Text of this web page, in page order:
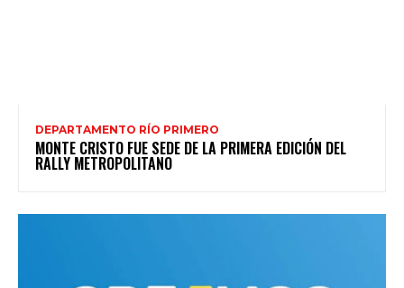
DEPARTAMENTO RÍO PRIMERO
MONTE CRISTO FUE SEDE DE LA PRIMERA EDICIÓN DEL
RALLY METROPOLITANO